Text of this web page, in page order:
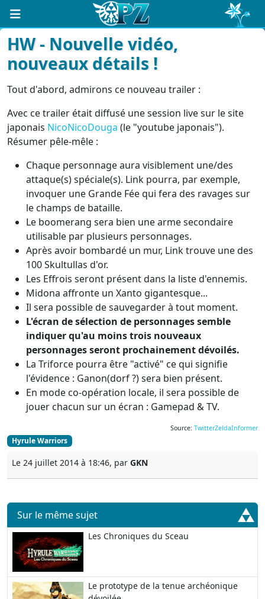
HW - Nouvelle vidéo,
nouveaux détails !
Tout d'abord, admirons ce nouveau trailer :
Avec ce trailer était diffusé une session live sur le site
japonais NicoNicoDouga (le "youtube japonais").
Résumer pêle-mêle :
Chaque personnage aura visiblement une/des
attaque(s) spéciale(s). Link pourra, par exemple,
invoquer une Grande Fée qui fera des ravages sur
le champs de bataille.
Le boomerang sera bien une arme secondaire
utilisable par plusieurs personnages.
Après avoir bombardé un mur, Link trouve une des
100 Skultullas d'or.
Les Effrois seront présent dans la liste d'ennemis.
Midona affronte un Xanto gigantesque...
Il sera possible de sauvegarder à tout moment.
L'écran de sélection de personnages semble
indiquer qu'au moins trois nouveaux
personnages seront prochainement dévoilés.
La Triforce pourra être "activé" ce qui signifie
l'évidence : Ganon(dorf ?) sera bien présent.
En mode co-opération locale, il sera possible de
jouer chacun sur un écran : Gamepad & TV.
Source: TwitterZeldaInformer
Hyrule Warriors
Le 24 juillet 2014 à 18:46, par GKN
Sur le même sujet
Les Chroniques du Sceau
Le prototype de la tenue archéonique